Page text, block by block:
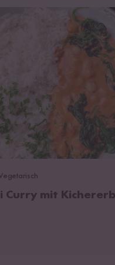
Curry mit